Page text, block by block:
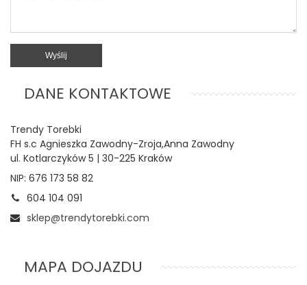
DANE KONTAKTOWE
Trendy Torebki
FH s.c Agnieszka Zawodny-Zroja,Anna Zawodny
ul. Kotlarczyków 5 | 30-225 Kraków
NIP: 676 173 58 82
604 104 091
sklep@trendytorebki.com
MAPA DOJAZDU